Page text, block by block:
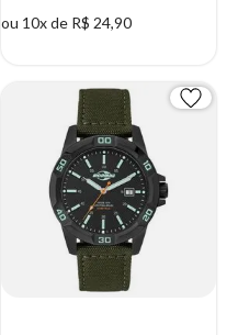
ou 10x de R$ 24,90